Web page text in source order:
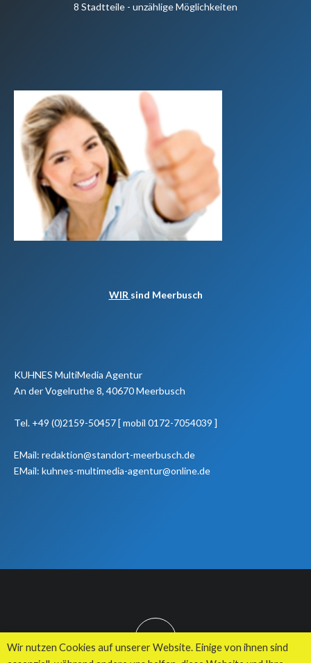
8 Stadtteile - unzählige Möglichkeiten
WIR sind Meerbusch
KUHNES MultiMedia Agentur
An der Vogelruthe 8, 40670 Meerbusch
Tel. +49 (0)2159-50457 [ mobil 0172-7054039 ]
EMail: redaktion@standort-meerbusch.de
EMail: kuhnes-multimedia-agentur@online.de
TOP
Wir nutzen Cookies auf unserer Website. Einige von ihnen sind